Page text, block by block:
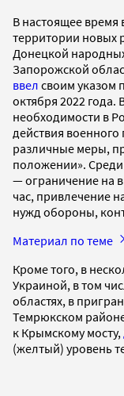
В настоящее время
территории новых
Донецкой
Запорожской
ввел своим указом
октября 2022 года.
необходимости в
действия
различные меры,
положении».
— ограничение на
час, привлечение
нужд обороны,
Материал по теме
Кроме того, в
Украиной, в том
областях, в
Темрюкском
к Крымскому мосту,
(желтый) уровень